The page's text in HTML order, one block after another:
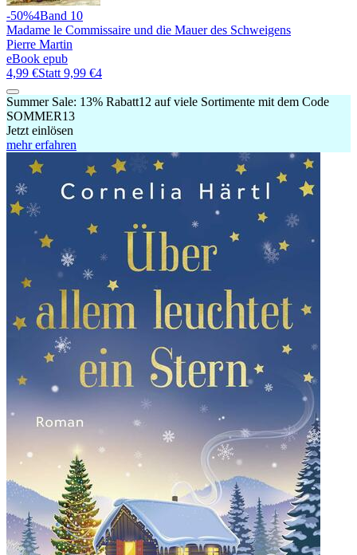
-50%4Band 10
Madame le Commissaire und die Mauer des Schweigens
Pierre Martin
eBook epub
4,99 €Statt 9,99 €4
Summer Sale: 13% Rabatt12 auf viele Sortimente mit dem Code
SOMMER13
Jetzt einlösen
mehr erfahren